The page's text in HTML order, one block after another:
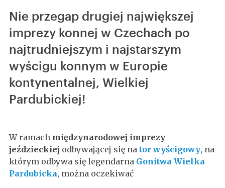
Nie przegap drugiej największej
imprezy konnej w Czechach po
najtrudniejszym i najstarszym
wyścigu konnym w Europie
kontynentalnej, Wielkiej
Pardubickiej!
W ramach międzynarodowej imprezy
jeździeckiej odbywającej się na tor wyścigowy, na
którym odbywa się legendarna Gonitwa Wielka
Pardubicka, można oczekiwać